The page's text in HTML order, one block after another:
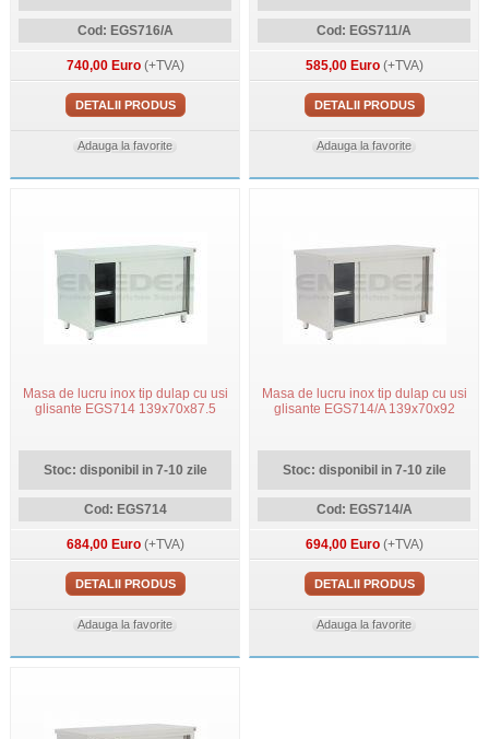
Cod: EGS716/A
740,00 Euro(+TVA)
DETALII PRODUS
Adauga la favorite
Cod: EGS711/A
585,00 Euro(+TVA)
DETALII PRODUS
Adauga la favorite
Masa de lucru inox tip dulap cu usi
glisante EGS714 139x70x87.5
Stoc: disponibil in 7-10 zile
Cod: EGS714
684,00 Euro(+TVA)
DETALII PRODUS
Adauga la favorite
Masa de lucru inox tip dulap cu usi
glisante EGS714/A 139x70x92
Stoc: disponibil in 7-10 zile
Cod: EGS714/A
694,00 Euro(+TVA)
DETALII PRODUS
Adauga la favorite